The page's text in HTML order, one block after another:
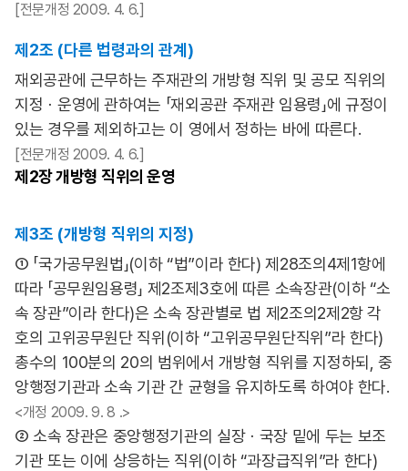
[전문개정 2009. 4. 6.]
제2조 (다른 법령과의 관계)
재외공관에 근무하는 주재관의 개방형 직위 및 공모 직위의
지정ㆍ운영에 관하여는 「재외공관 주재관 임용령」에 규정이
있는 경우를 제외하고는 이 영에서 정하는 바에 따른다.
[전문개정 2009. 4. 6.]
제2장개방형 직위의 운영
제3조 (개방형 직위의 지정)
① 「국가공무원법」(이하 “법”이라 한다) 제28조의4제1항에
따라 「공무원임용령」 제2조제3호에 따른 소속장관(이하 “소
속 장관”이라 한다)은 소속 장관별로 법 제2조의2제2항 각
호의 고위공무원단 직위(이하 “고위공무원단직위”라 한다)
총수의 100분의 20의 범위에서 개방형 직위를 지정하되, 중
앙행정기관과 소속 기관 간 균형을 유지하도록 하여야 한다.
<개정 2009. 9. 8 .>
② 소속 장관은 중앙행정기관의 실장ㆍ국장 밑에 두는 보조
기관 또는 이에 상응하는 직위(이하 “과장급직위”라 한다)